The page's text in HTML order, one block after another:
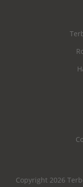
Copyright 2026